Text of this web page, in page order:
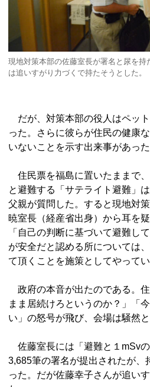
現地対策本部の佐藤室長が署名と尿を持
は追いすがり力づくで持たそうとした。
だが、対策本部の役人はペッ
った。さらに彼らが住民の健康
いないことを示す出来事があった
住民票を福島に置いたままで
と避難する「サテライト避難」
父親が質問した。すると現地対
暁室長（経産省出身）から耳を
「自己の判断に基づいて避難し
が安全だと認める所については
て頂くことを施策としてやってい
政府の本音が出たのである。
まま居続けろというのか？」「
い」の怒号が飛び、会場は騒然と
佐藤室長には「避難と１mSv
3,685筆の署名が提出されたが、
った。だが佐藤幸子さんが追い